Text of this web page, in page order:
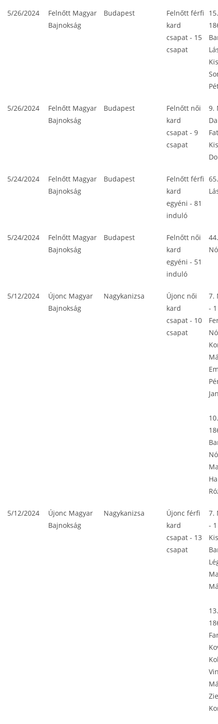
5/26/2024
Felnőtt Magyar
Bajnokság
Budapest
Felnőtt férfi
kard
csapat - 15
csapat
5/26/2024
Felnőtt Magyar
Bajnokság
Budapest
Felnőtt női
kard
csapat - 9
csapat
9.
5/24/2024
Felnőtt Magyar
Bajnokság
Budapest
Felnőtt férfi
kard
egyéni - 81
induló
5/24/2024
Felnőtt Magyar
Bajnokság
Budapest
Felnőtt női
kard
egyéni - 51
induló
5/12/2024
Újonc Magyar
Bajnokság
Nagykanizsa
Újonc női
kard
csapat - 10
csapat
7.
- 1
5/12/2024
Újonc Magyar
Bajnokság
Nagykanizsa
Újonc férfi
kard
csapat - 13
csapat
7.
- 1